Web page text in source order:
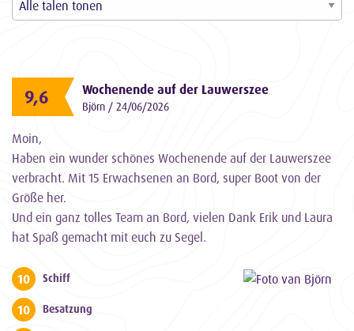
9,6 Wochenende auf der Lauwerszee
Björn / 24/06/2026
Moin,
Haben ein wunder schönes Wochenende auf der Lauwerszee
verbracht. Mit 15 Erwachsenen an Bord, super Boot von der
Größe her.
Und ein ganz tolles Team an Bord, vielen Dank Erik und Laura
hat Spaß gemacht mit euch zu Segel.
10 Schiff
10 Besatzung